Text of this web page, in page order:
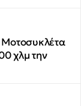
Μοτοσυκλέτα
χλμ την